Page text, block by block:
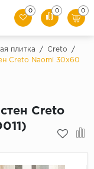
0 0 0
плитка / Creto
/
Creto Naomi 30x60
Creto